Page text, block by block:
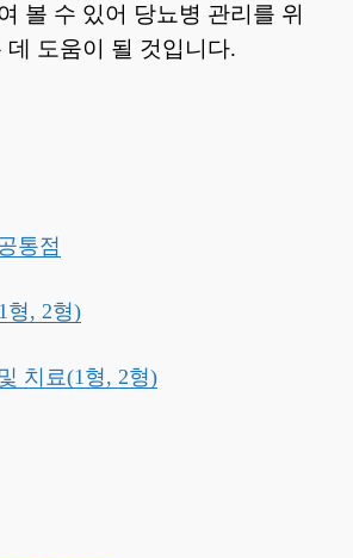
볼 수 있어 당뇨병 관리를 위
데 도움이 될 것입니다.
통점
형, 2형)
치료(1형, 2형)